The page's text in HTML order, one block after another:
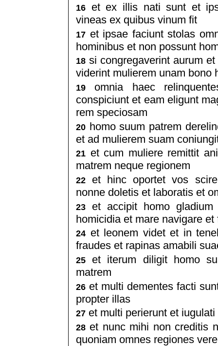
16
et ex illis nati sunt et
vineas ex quibus vinum fit
17 et ipsae faciunt stolas
hominibus et non possunt
18 si congregaverint aurum
viderint mulierem unam bono
19
omnia haec
conspiciunt et eam eligunt
rem speciosam
20 homo suum patrem
et ad mulierem suam
21 et cum muliere remittit
matrem neque regionem
22
et hinc oportet vos
nonne doletis et laboratis et
23
et accipit homo
homicidia et mare navigare et
24 et leonem videt et in
fraudes et rapinas amabili
25
et iterum diligit homo
matrem
26 et multi dementes facti
propter illas
27 et multi perierunt et
28 et nunc mihi non creditis
quoniam omnes regiones